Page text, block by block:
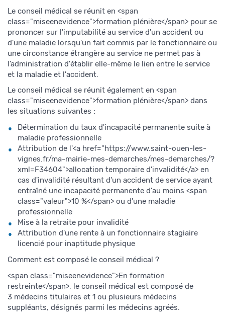
Le conseil médical se réunit en <span
class="miseenevidence">formation plénière</span> pour se
prononcer sur l'imputabilité au service d'un accident ou
d'une maladie lorsqu'un fait commis par le fonctionnaire ou
une circonstance étrangère au service ne permet pas à
l’administration d'établir elle-même le lien entre le service
et la maladie et l'accident.
Le conseil médical se réunit également en <span
class="miseenevidence">formation plénière</span> dans
les situations suivantes :
Détermination du taux d'incapacité permanente suite à
maladie professionnelle
Attribution de l'<a href="https://www.saint-ouen-les-
vignes.fr/ma-mairie-mes-demarches/mes-demarches/?
xml=F34604">allocation temporaire d'invalidité</a> en
cas d'invalidité résultant d'un accident de service ayant
entraîné une incapacité permanente d'au moins <span
class="valeur">10 %</span> ou d'une maladie
professionnelle
Mise à la retraite pour invalidité
Attribution d'une rente à un fonctionnaire stagiaire
licencié pour inaptitude physique
Comment est composé le conseil médical ?
<span class="miseenevidence">En formation
restreinte</span>, le conseil médical est composé de
3 médecins titulaires et 1 ou plusieurs médecins
suppléants, désignés parmi les médecins agréés.